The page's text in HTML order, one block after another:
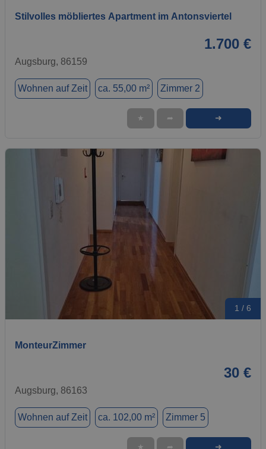
Stilvolles möbliertes Apartment im Antonsviertel
1.700 €
Augsburg, 86159
Wohnen auf Zeit ca. 55,00 m² Zimmer 2
★ ➦ ➜
1 / 6
MonteurZimmer
30 €
Augsburg, 86163
Wohnen auf Zeit ca. 102,00 m² Zimmer 5
★ ➦ ➜